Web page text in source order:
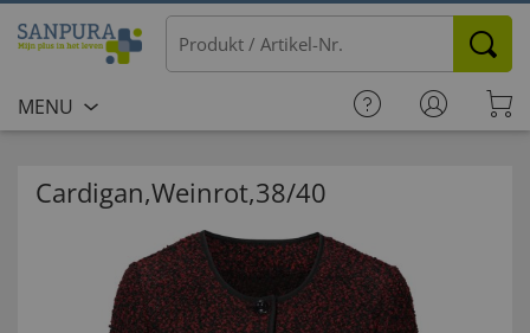
MENU
Cardigan,Weinrot,38/40